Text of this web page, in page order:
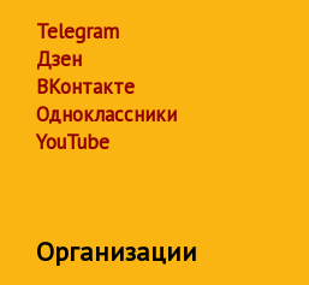
Telegram
Дзен
ВКонтакте
Одноклассники
YouTube
Организации